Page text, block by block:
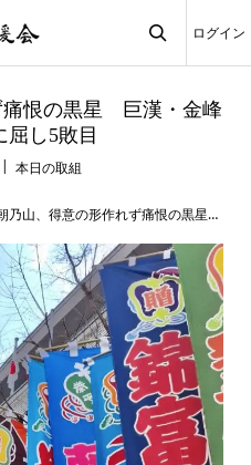

ログイン
痛恨の黒星 巨漢・金峰
屈し5敗目
本日の取組
山、得意の形作れず痛恨の黒星 巨漢・金峰山の圧力に屈し5敗目